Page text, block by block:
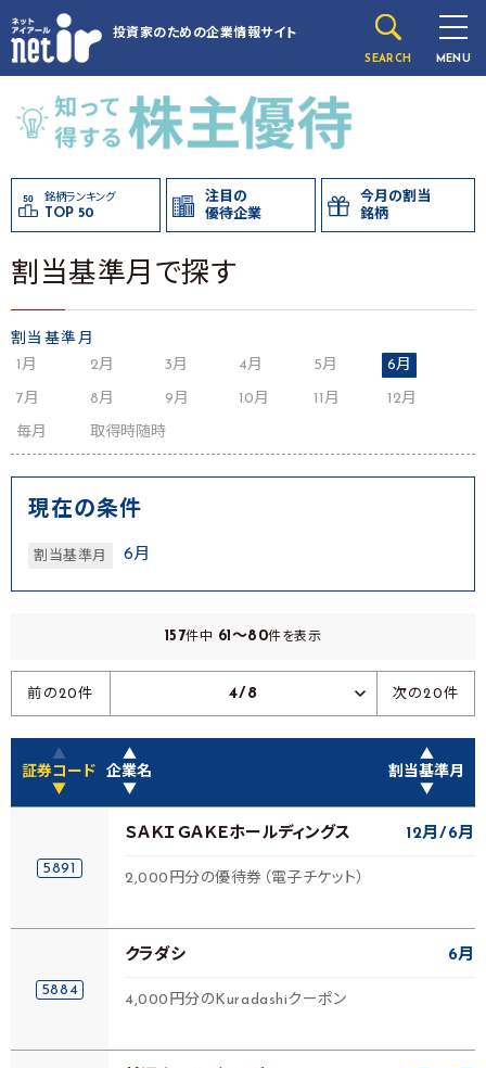
投資家のための企業情報サイト
SEARCH MENU
銘柄ランキング
TOP 50
注目の
優待企業
今月の割当
銘柄
割当基準月で探す
割当基準月
1月
2月 3月 4月 5月 6月
7月 8月 9月 10月 11月 12月
毎月 取得時随時
現在の条件
割当基準月 6月
157件中 61～80件を表示
前の20件 4/8 次の20件
▲
証券コード
▼
▲
企業名
▼
▲
割当基準月
▼
5891
ＳＡＫＩＧＡＫＥホールディングス 12月 6月
2,000円分の優待券（電子チケット）
5884
クラダシ 6月
4,000円分のKuradashiクーポン